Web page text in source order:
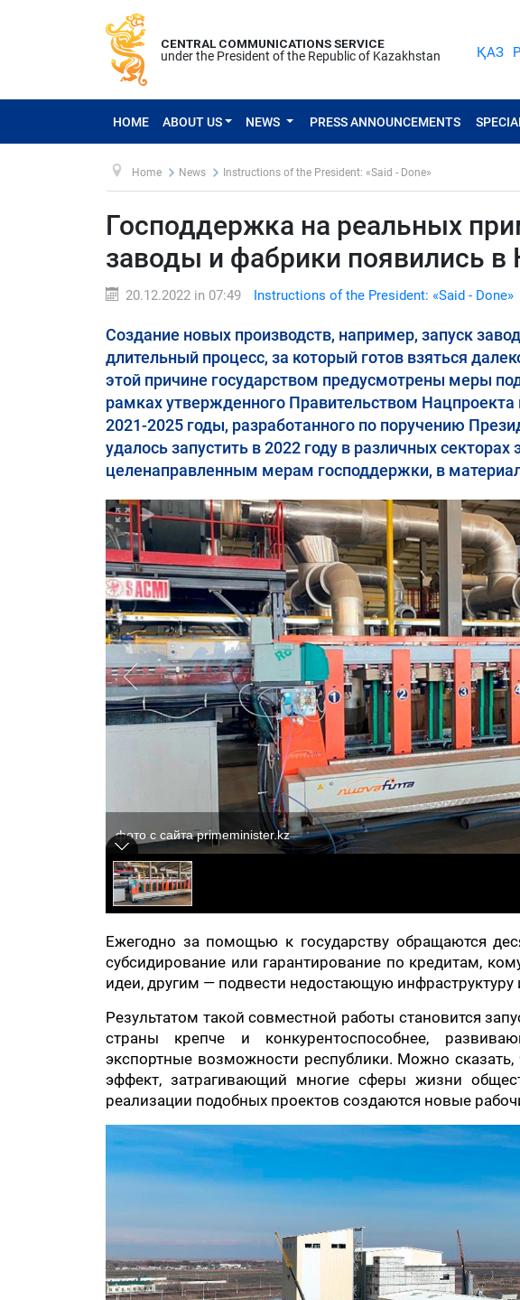
CENTRAL COMMUNICATIONS SERVICE
under the President of the Republic of Kazakhstan
ҚАЗ
HOME ABOUT US NEWS PRESS ANNOUNCEMENTS
Home News Instructions of the President: «Said - Done»
Господдержка на реальных
заводы и фабрики появились в
20.12.2022 in 07:49 Instructions of the President: «Said - Done»
Создание новых производств, например, запуск
длительный процесс, за который готов взяться
этой причине государством предусмотрены меры
рамках утвержденного Правительством
2021-2025 годы, разработанного по поручению
удалось запустить в 2022 году в различных
целенаправленным мерам господдержки, в
фото с сайта primeminister.kz
Ежегодно за помощью к государству обращаются
субсидирование или гарантирование по кредитам,
идеи, другим — подвести недостающую инфраструктуру
Результатом такой совместной работы становится
страны крепче и конкурентоспособнее,
экспортные возможности республики. Можно сказать,
эффект, затрагивающий многие сферы жизни
реализации подобных проектов создаются новые